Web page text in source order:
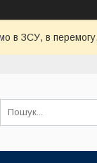
в ЗСУ, в